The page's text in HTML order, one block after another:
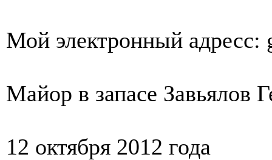
Мой электронный адресс:
Майор в запасе Завьялов
12 октября 2012 года